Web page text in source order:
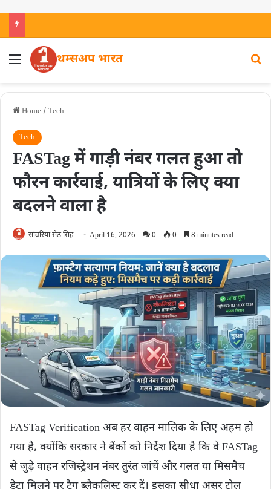
थम्सअप भारत
Home / Tech
Tech
FASTag में गाड़ी नंबर गलत हुआ तो
फौरन कार्रवाई, यात्रियों के लिए क्या
बदलने वाला है
सांवरिया सेठ सिंह April 16, 2026 0 0 8 minutes read
FASTag Verification अब हर वाहन मालिक के लिए अहम हो
गया है, क्योंकि सरकार ने बैंकों को निर्देश दिया है कि वे FASTag
से जुड़े वाहन रजिस्ट्रेशन नंबर तुरंत जांचें और गलत या मिसमैच
डेटा मिलने पर टैग ब्लैकलिस्ट कर दें। इसका सीधा असर टोल